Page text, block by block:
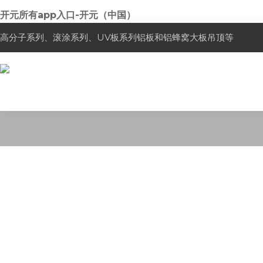
开元所有app入口-开元（中国）
高分子系列、滚涂系列、UV板系列铝板和铝蜂窝大板吊顶等